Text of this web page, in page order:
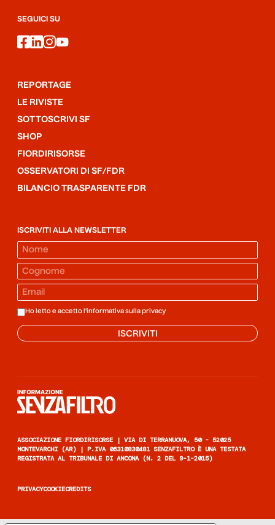
SEGUICI SU
facebook
linkedin
instagram
youtube
REPORTAGE
LE RIVISTE
SOTTOSCRIVI SF
SHOP
FIORDIRISORSE
OSSERVATORI DI SF/FDR
BILANCIO TRASPARENTE FDR
ISCRIVITI ALLA NEWSLETTER
Ho letto e accetto l'informativa sulla privacy
ISCRIVITI
ASSOCIAZIONE FIORDIRISORSE | VIA DI TERRANUOVA, 50 - 52025
MONTEVARCHI (AR) | P.IVA 06310830481 SENZAFILTRO È UNA TESTATA
REGISTRATA AL TRIBUNALE DI ANCONA (N. 2 DEL 9-1-2015)
PRIVACYCOOKIECREDITS